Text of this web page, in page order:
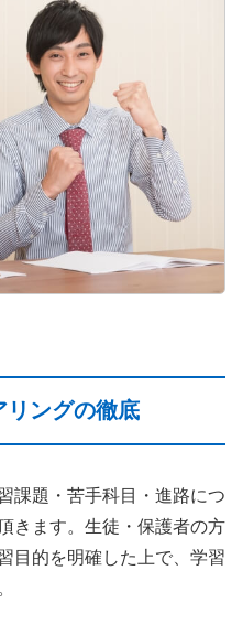
リングの徹底
課題・苦手科目・進路につ
きます。生徒・保護者の方
目的を明確した上で、学習